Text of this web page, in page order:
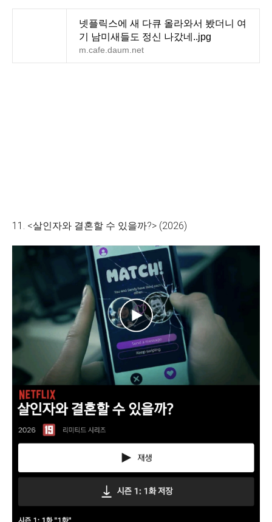
넷플릭스에 새 다큐 올라와서 봤더니 여
기 남미새들도 정신 나갔네..jpg
m.cafe.daum.net
11. <살인자와 결혼할 수 있을까?> (2026)